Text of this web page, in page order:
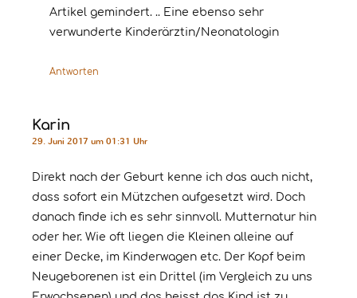
Artikel gemindert. .. Eine ebenso sehr
verwunderte Kinderärztin/Neonatologin
Antworten
Karin
29. Juni 2017 um 01:31 Uhr
Direkt nach der Geburt kenne ich das auch nicht,
dass sofort ein Mützchen aufgesetzt wird. Doch
danach finde ich es sehr sinnvoll. Mutternatur hin
oder her. Wie oft liegen die Kleinen alleine auf
einer Decke, im Kinderwagen etc. Der Kopf beim
Neugeborenen ist ein Drittel (im Vergleich zu uns